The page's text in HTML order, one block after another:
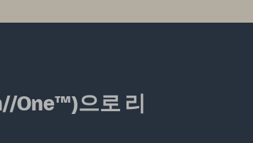
One™)으로 리